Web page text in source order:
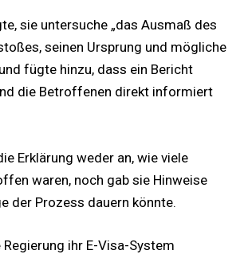
sie untersuche „das Ausmaß des
seinen Ursprung und mögliche
fügte hinzu, dass ein Bericht
die Betroffenen direkt informiert
Erklärung weder an, wie viele
waren, noch gab sie Hinweise
der Prozess dauern könnte.
ihr E-Visa-System